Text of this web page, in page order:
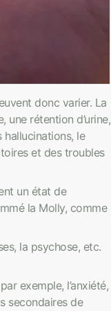
donc varier. La
rétention d’urine,
le
et des troubles
un état de
la Molly, comme
la psychose, etc.
exemple, l’anxiété,
secondaires de